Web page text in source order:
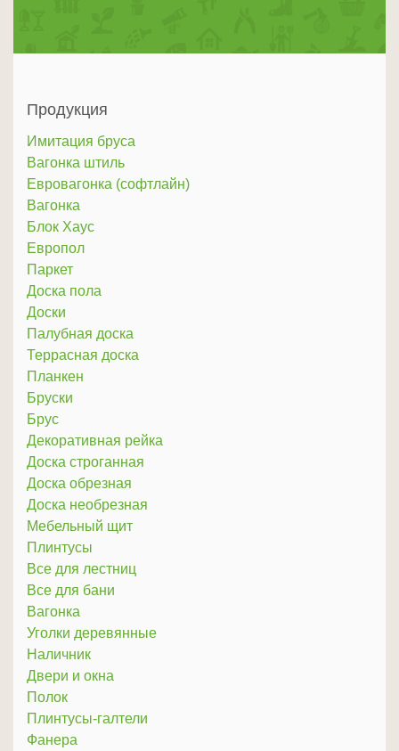
Продукция
Имитация бруса
Вагонка штиль
Евровагонка (софтлайн)
Вагонка
Блок Хаус
Европол
Паркет
Доска пола
Доски
Палубная доска
Террасная доска
Планкен
Бруски
Брус
Декоративная рейка
Доска строганная
Доска обрезная
Доска необрезная
Мебельный щит
Плинтусы
Все для лестниц
Все для бани
Вагонка
Уголки деревянные
Наличник
Двери и окна
Полок
Плинтусы-галтели
Фанера